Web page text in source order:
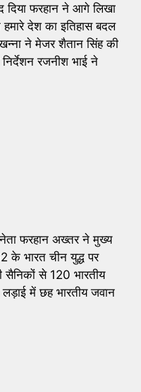
दिया फरहान ने आगे लिखा
देश का इतिहास बदल
ने मेजर शैतान सिंह की
निर्देशन रजनीश भाई ने
फरहान अख्तर ने मुख्य
के भारत चीन युद्ध पर
सैनिकों से 120 भारतीय
में छह भारतीय जवान